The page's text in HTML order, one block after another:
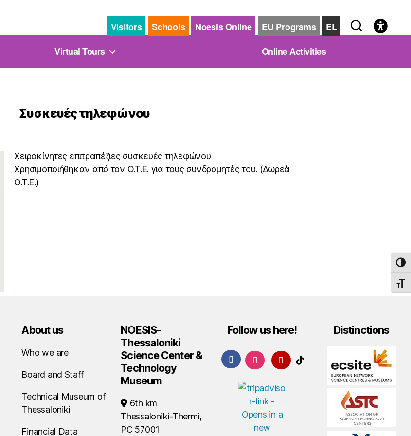
Visitors Schools Noesis Online EU Programs
EL
Virtual Tours Online Activities
Συσκευές τηλεφώνου
Χειροκίνητες επιτραπέζιες συσκευές τηλεφώνου
Χρησιμοποιήθηκαν από τον Ο.Τ.Ε. για τους συνδρομητές του. (Δωρεά
Ο.Τ.Ε.)
About us
Who we are
Board and Staff
Technical Museum of
Thessaloniki
Financial Data
NOESIS-
Thessaloniki
Science Center &
Technology
Museum
6th km
Thessaloniki-Thermi,
PC 57001
Follow us here! Distinctions